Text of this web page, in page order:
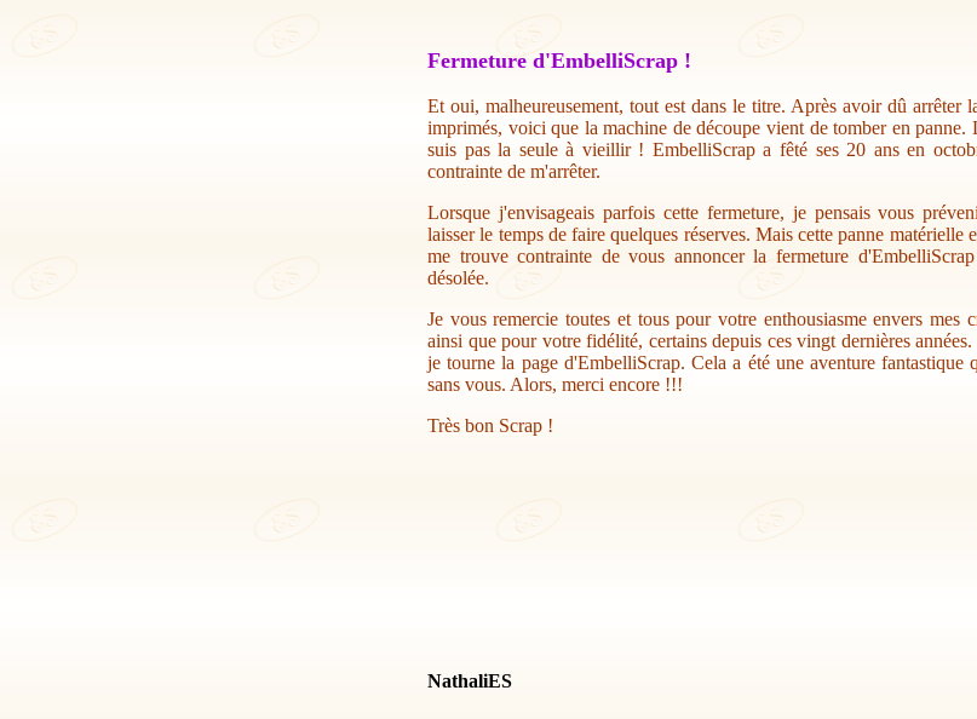
Fermeture d'EmbelliScrap !
Et oui, malheureusement, tout est dans le titre. Après avoir dû arrêter
imprimés, voici que la machine de découpe vient de tomber en panne.
suis pas la seule à vieillir ! EmbelliScrap a fêté ses 20 ans en
contrainte de m'arrêter.
Lorsque j'envisageais parfois cette fermeture, je pensais vous
laisser le temps de faire quelques réserves. Mais cette panne matérielle
me trouve contrainte de vous annoncer la fermeture
désolée.
Je vous remercie toutes et tous pour votre enthousiasme envers mes
ainsi que pour votre fidélité, certains depuis ces vingt dernières
je tourne la page d'EmbelliScrap. Cela a été une aventure fantastique
sans vous. Alors, merci encore !!!
Très bon Scrap !
NathaliES